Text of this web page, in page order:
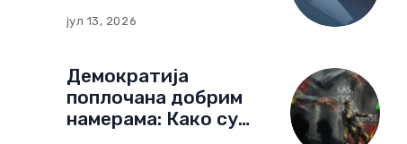
јул 13, 2026
Демократија
поплочана добрим
намерама: Како су